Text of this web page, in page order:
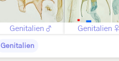
Genitalien ♂ Genitalien ♀
Genitalien